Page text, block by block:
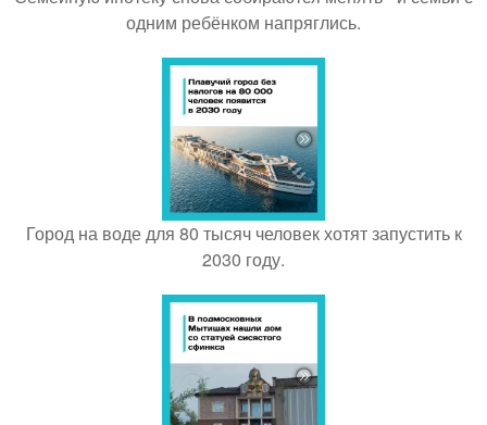
одним ребёнком напряглись.
Город на воде для 80 тысяч человек хотят запустить к
2030 году.